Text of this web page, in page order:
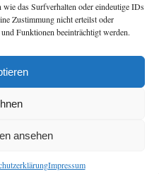
das Surfverhalten oder eindeutige IDs
Zustimmung nicht erteilst oder
Funktionen beeinträchtigt werden.
ansehen
Impressum
Michelle Schrenk
Nika Lubitsch
René Junge
Rezepte Profis
Vital Experts
an qualifizierten Verkäufen.